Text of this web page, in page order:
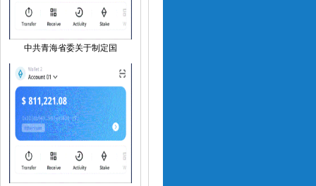
中共青海省委关于制定国